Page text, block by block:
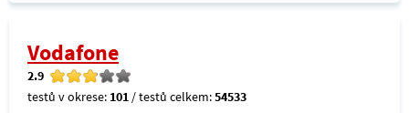
Vodafone
2.9
testů v okrese: 101 / testů celkem:54533